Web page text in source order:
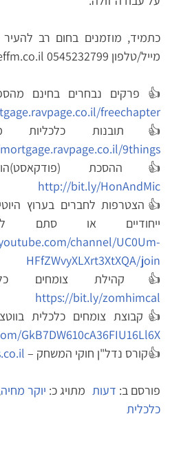
כתמיד, מוזמנים בחום רב
מייל/טלפון rimon@effm.co.il 0545232799
👍 פרקים נבחרים בחינם
freechapter
👍תובנות כלכליות
9things
👍ההסכת
http://bit.ly/HonAndMic
👍הצטרפות לחברים בערוץ
ייחודיים או סתם
channel/UC0Um-
HFfZWvyXLXrt3XtXQA/join
👍קהילת צומחים
https://bit.ly/zomhimcal
👍קבוצת צומחים כלכלית
GkB7DW610cA36FIU16Ll6X
👍קורס נדל"ן חוקי המשחק –
פורסם ב: דעות מתויג כ: יוקר מחיה
כלכלית